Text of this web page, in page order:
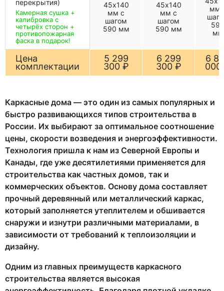
перекрытия)
Камерная сушка +
калибровка с
четырёх сторон +
противопожарная
фаска в подарок!
45х140
мм с
шагом
590 мм
45х140
мм с
шагом
590 мм
мм
590
мм
Цена
комплектации
5 299
300 ₽
6 299
300 ₽
6
000
Каркасные дома — это один из самых популярных и
быстро развивающихся типов строительства в
России. Их выбирают за оптимальное соотношение
цены, скорости возведения и энергоэффективности.
Технология пришла к нам из Северной Европы и
Канады, где уже десятилетиями применяется для
строительства как частных домов, так и
коммерческих объектов. Основу дома составляет
прочный деревянный или металлический каркас,
который заполняется утеплителем и обшивается
снаружи и изнутри различными материалами, в
зависимости от требований к теплоизоляции и
дизайну.
Одним из главных преимуществ каркасного
строительства является высокая